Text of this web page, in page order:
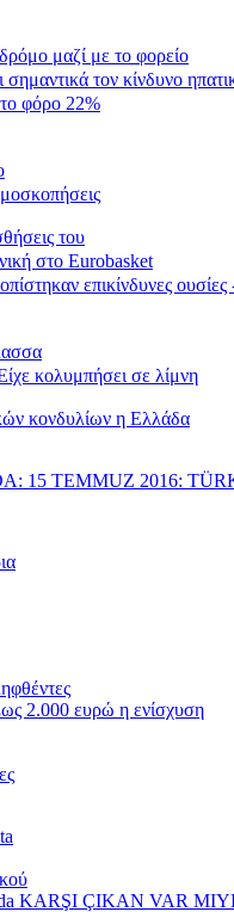
μαζί με το φορείο
τον κίνδυνο
φόρο 22%
του
στο Eurobasket
επικίνδυνες
κολυμπήσει σε λίμνη
κονδυλίων η Ελλάδα
15 TEMMUZ 2016:
2.000 ευρώ η ενίσχυση
KARŞI ÇIKAN VAR